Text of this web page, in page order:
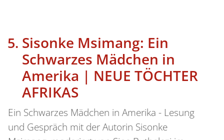
Sisonke Msimang: Ein
Schwarzes Mädchen in
Amerika | NEUE TÖCHTER
AFRIKAS
Ein Schwarzes Mädchen in Amerika - Lesung
und Gespräch mit der Autorin Sisonke